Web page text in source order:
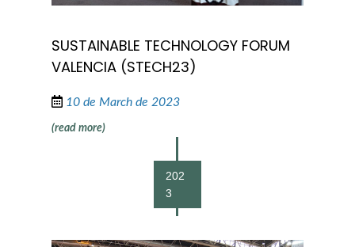
SUSTAINABLE TECHNOLOGY FORUM
VALENCIA (STECH23)
10 de March de 2023
(read more)
202
3